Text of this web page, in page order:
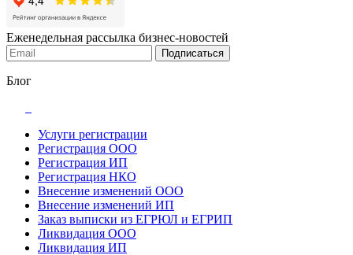
Еженедельная рассылка бизнес-новостей
Подписаться
Блог
Услуги регистрации
Регистрация ООО
Регистрация ИП
Регистрация НКО
Внесение изменений ООО
Внесение изменений ИП
Заказ выписки из ЕГРЮЛ и ЕГРИП
Ликвидация ООО
Ликвидация ИП